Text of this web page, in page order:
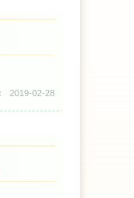
2019-02-28